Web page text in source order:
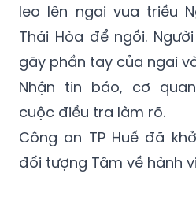
leo lên ngai vua triều
Thái Hòa để ngồi.
gãy phần tay của ngai
Nhận tin báo, cơ
cuộc điều tra làm rõ.
Công an TP Huế đã
đối tượng Tâm về hành